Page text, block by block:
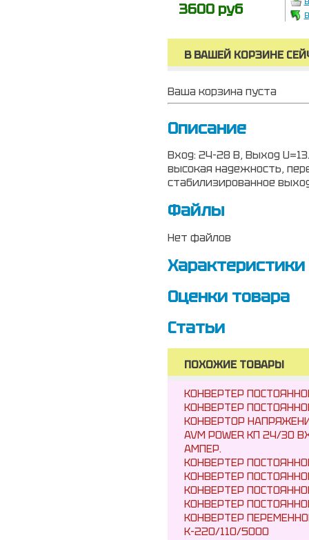
3600 руб
В ВАШЕЙ КОРЗИНЕ
Ваша корзина пуста
Описание
Вход: 24-28 В, Выход
высокая надежность,
стабилизированное
Файлы
Нет файлов
Характеристики
Оценки товара
Статьи
ПОХОЖИЕ ТОВАРЫ
КОНВЕРТЕР
КОНВЕРТЕР
КОНВЕРТОР
AVM POWER KП 24/
АМПЕР.
КОНВЕРТЕР
КОНВЕРТЕР
КОНВЕРТЕР
КОНВЕРТЕР
КОНВЕРТЕР
К-220/110/5000